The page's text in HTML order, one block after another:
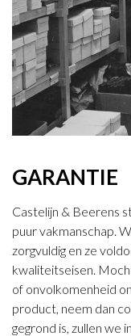
GARANTIE
Castelijn & Beerens
puur vakmanschap.
zorgvuldig en ze
kwaliteitseisen.
of onvolkomenheid
product, neem dan
gegrond is, zullen we